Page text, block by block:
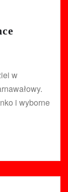
w
i wyborne